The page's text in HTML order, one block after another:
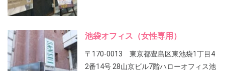
池袋オフィス（女性専用）
〒170-0013 東京都豊島区東池袋1丁目4
2番14号 28山京ビル7階ハローオフィス池